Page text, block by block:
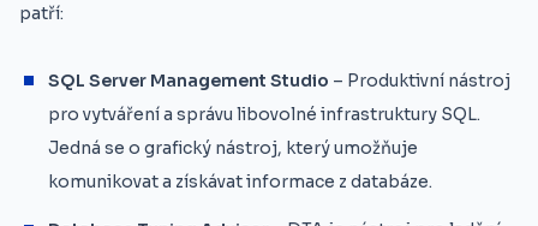
patří:
SQL Server Management Studio – Produktivní nástroj
pro vytváření a správu libovolné infrastruktury SQL.
Jedná se o grafický nástroj, který umožňuje
komunikovat a získávat informace z databáze.